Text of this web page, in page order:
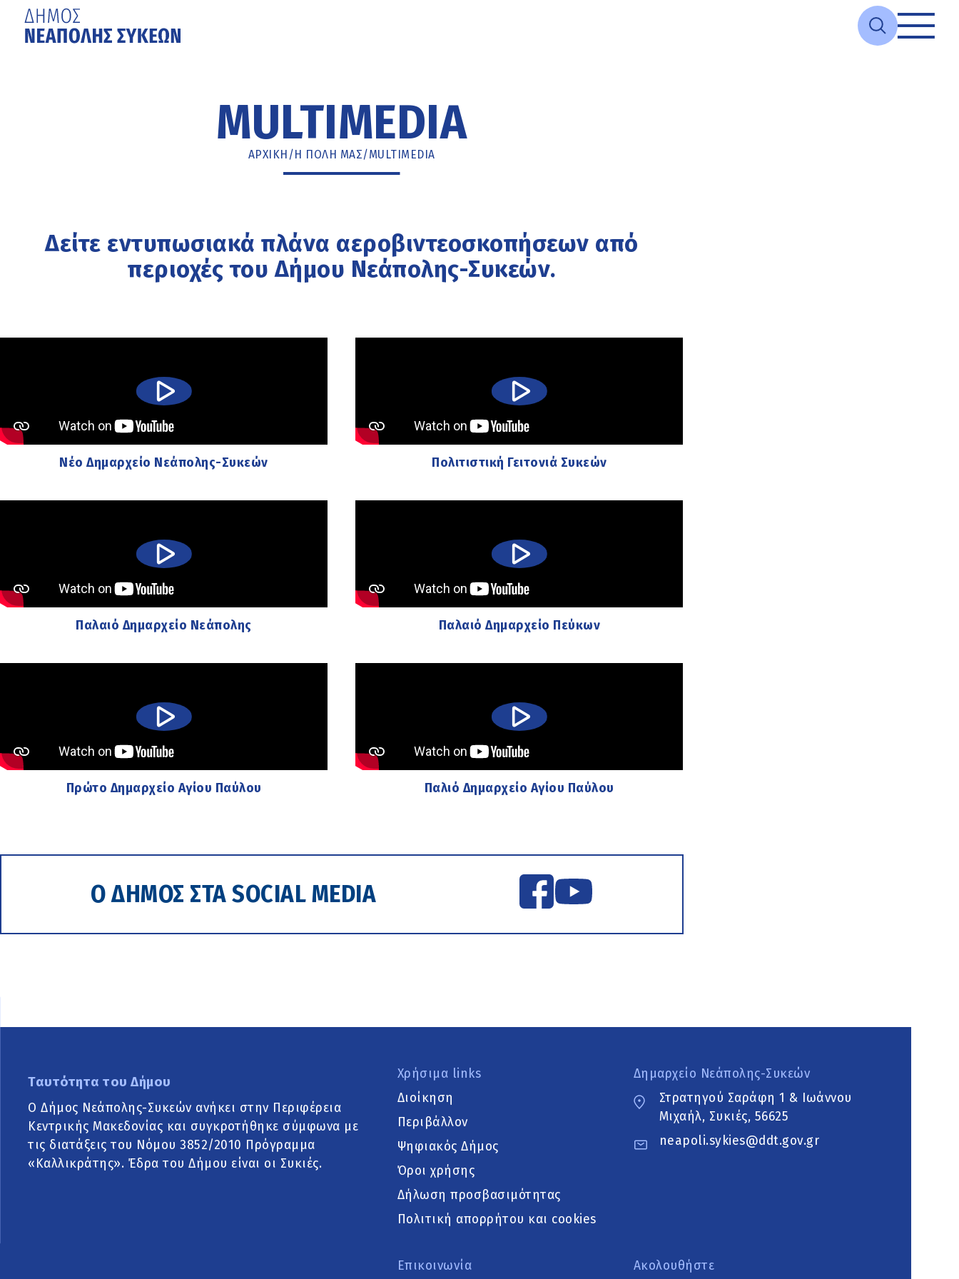
MULTIMEDIA
ΑΡΧΙΚΉ /Η ΠΌΛΗ ΜΑΣ/MULTIMEDIA
Δείτε εντυπωσιακά πλάνα αεροβιντεοσκοπήσεων από
περιοχές του Δήμου Νεάπολης-Συκεών.
Νέο Δημαρχείο Νεάπολης-Συκεών Πολιτιστική Γειτονιά Συκεών
Παλαιό Δημαρχείο Νεάπολης Παλαιό Δημαρχείο Πεύκων
Πρώτο Δημαρχείο Αγίου Παύλου Παλιό Δημαρχείο Αγίου Παύλου
Ο ΔΗΜΟΣ ΣΤΑ SOCIAL MEDIA
Ταυτότητα του Δήμου
Ο Δήμος Νεάπολης-Συκεών ανήκει στην Περιφέρεια
Κεντρικής Μακεδονίας και συγκροτήθηκε σύμφωνα με
τις διατάξεις του Νόμου 3852/2010 Πρόγραμμα
«Καλλικράτης». Έδρα του Δήμου είναι οι Συκιές.
Χρήσιμα links
Διοίκηση
Περιβάλλον
Ψηφιακός Δήμος
Όροι χρήσης
Δήλωση προσβασιμότητας
Πολιτική απορρήτου και cookies
Επικοινωνία
Δημαρχείο Νεάπολης-Συκεών
Στρατηγού Σαράφη 1 & Ιωάννου
Μιχαήλ, Συκιές, 56625
neapoli.sykies@ddt.gov.gr
Ακολουθήστε